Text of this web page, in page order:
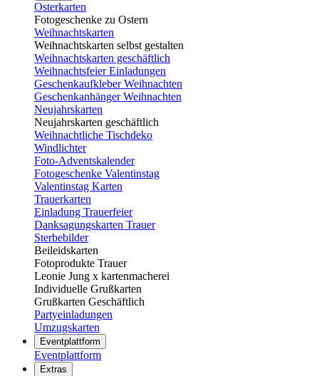
Osterkarten
Fotogeschenke zu Ostern
Weihnachtskarten
Weihnachtskarten selbst gestalten
Weihnachtskarten geschäftlich
Weihnachtsfeier Einladungen
Geschenkaufkleber Weihnachten
Geschenkanhänger Weihnachten
Neujahrskarten
Neujahrskarten geschäftlich
Weihnachtliche Tischdeko
Windlichter
Foto-Adventskalender
Fotogeschenke Valentinstag
Valentinstag Karten
Trauerkarten
Einladung Trauerfeier
Danksagungskarten Trauer
Sterbebilder
Beileidskarten
Fotoprodukte Trauer
Leonie Jung x kartenmacherei
Individuelle Grußkarten
Grußkarten Geschäftlich
Partyeinladungen
Umzugskarten
Eventplattform
Eventplattform
Extras